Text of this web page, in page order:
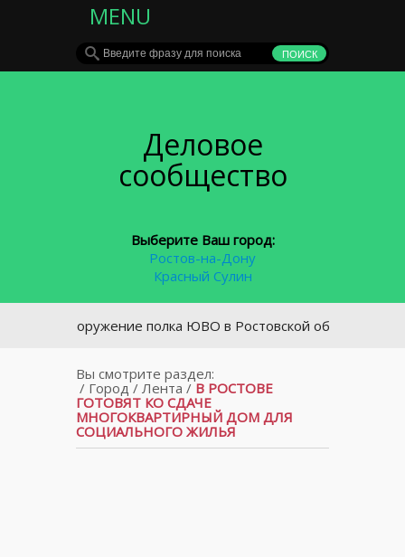
MENU
Деловое
сообщество
Выберите Ваш город:
Ростов-на-Дону
Красный Сулин
На вооружение полка ЮВО в Ростовской области
Вы смотрите раздел:
/ Город/ Лента / В РОСТОВЕ
ГОТОВЯТ КО СДАЧЕ
МНОГОКВАРТИРНЫЙ ДОМ ДЛЯ
СОЦИАЛЬНОГО ЖИЛЬЯ